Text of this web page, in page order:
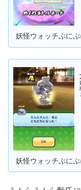
妖怪ウォッチぷに
妖怪ウォッチぷに